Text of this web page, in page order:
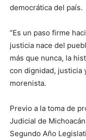
democrática del país.
“Es un paso firme
justicia nace del
más que nunca, la
con dignidad, justicia
morenista.
Previo a la toma de
Judicial de
Segundo Año